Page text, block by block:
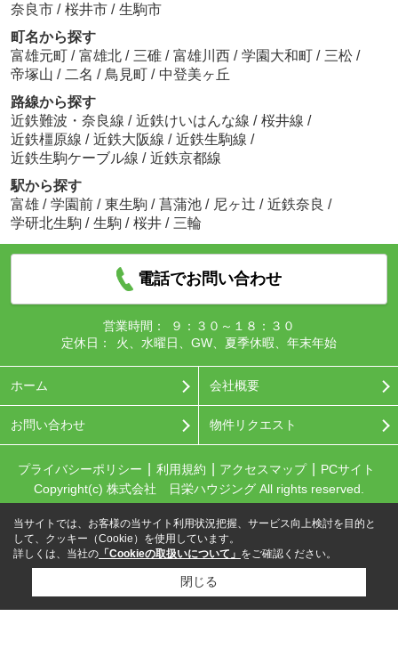
奈良市 / 桜井市 / 生駒市
町名から探す
富雄元町 / 富雄北 / 三碓 / 富雄川西 / 学園大和町 / 三松 /
帝塚山 / 二名 / 鳥見町 / 中登美ヶ丘
路線から探す
近鉄難波・奈良線 / 近鉄けいはんな線 / 桜井線 /
近鉄橿原線 / 近鉄大阪線 / 近鉄生駒線 /
近鉄生駒ケーブル線 / 近鉄京都線
駅から探す
富雄 / 学園前 / 東生駒 / 菖蒲池 / 尼ヶ辻 / 近鉄奈良 /
学研北生駒 / 生駒 / 桜井 / 三輪
電話でお問い合わせ
営業時間：
９：３０～１８：３０
定休日：
火、水曜日、GW、夏季休暇、年末年始
ホーム 会社概要
お問い合わせ 物件リクエスト
プライバシーポリシー 利用規約 アクセスマップ
PCサイト
Copyright(c) 株式会社 日栄ハウジング All rights reserved.
当サイトでは、お客様の当サイト利用状況把握、サービス向上検討を目的と
して、クッキー（Cookie）を使用しています。
詳しくは、当社の 「Cookieの取扱いについて」 をご確認ください。
閉じる